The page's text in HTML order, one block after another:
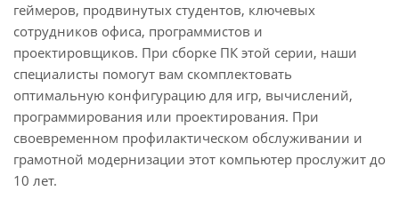
геймеров, продвинутых студентов, ключевых
сотрудников офиса, программистов и
проектировщиков. При сборке ПК этой серии, наши
специалисты помогут вам скомплектовать
оптимальную конфигурацию для игр, вычислений,
программирования или проектирования. При
своевременном профилактическом обслуживании и
грамотной модернизации этот компьютер прослужит до
10 лет.